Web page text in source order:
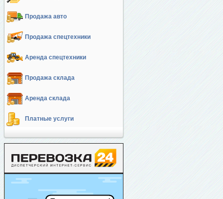
Продажа авто
Продажа спецтехники
Аренда спецтехники
Продажа склада
Аренда склада
Платные услуги